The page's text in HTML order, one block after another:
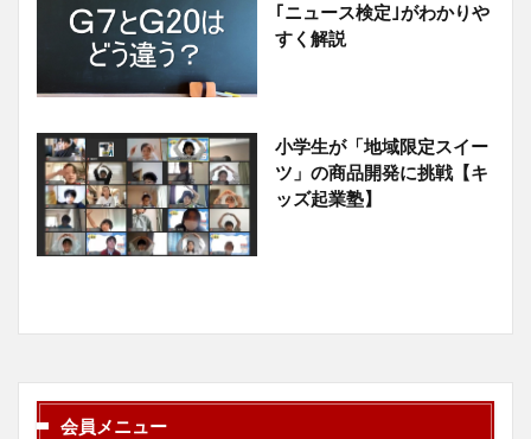
｢ニュース検定｣がわかりや
すく解説
小学生が「地域限定スイー
ツ」の商品開発に挑戦【キ
ッズ起業塾】
会員メニュー